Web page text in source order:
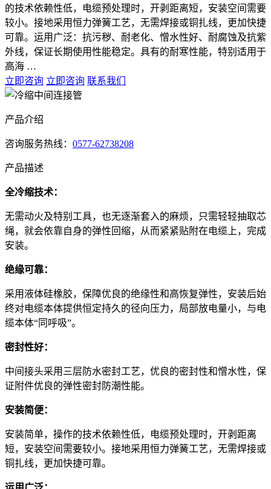
的技术依赖性低，电缆预处理时，开剥距离短，安装空间需要
较小。接地采用恒力弹簧工艺，无需焊接或铜扎线，更加快捷
可靠。运用广泛：抗污秽、耐老化、憎水性好、耐腐蚀及抗紫
外线，保证长期使用性能稳定。具有的耐寒性能，特别适用于
高海 …
立即咨询 立即咨询 联系我们
产品介绍
咨询服务热线： 0577-62738208
产品描述
全冷缩技术：
无需动火及特别工具，也无逐渐套入的麻烦，只需轻轻抽取芯
绳，就会依靠自身的弹性回缩，从而紧紧贴附在电缆上，完成
安装。
绝缘可靠：
采用液体硅橡胶，保障优良的绝缘性和高恢复弹性，安装后始
终对电缆本体提供恒定持久的径向压力，局部放电量小，与电
缆本体“同呼吸”。
密封性好：
中间接头采用三层防水密封工艺，优良的密封性和憎水性，保
证附件优良的弹性密封防潮性能。
安装简便：
安装简单，操作的技术依赖性低，电缆预处理时，开剥距离
短，安装空间需要较小。接地采用恒力弹簧工艺，无需焊接或
铜扎线，更加快捷可靠。